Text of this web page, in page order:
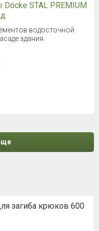
STAL PREMIUM
водосточной
здания.
загиба крюков 600